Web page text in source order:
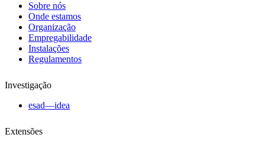
Sobre nós
Onde estamos
Organização
Empregabilidade
Instalações
Regulamentos
Investigação
esad—idea
Extensões